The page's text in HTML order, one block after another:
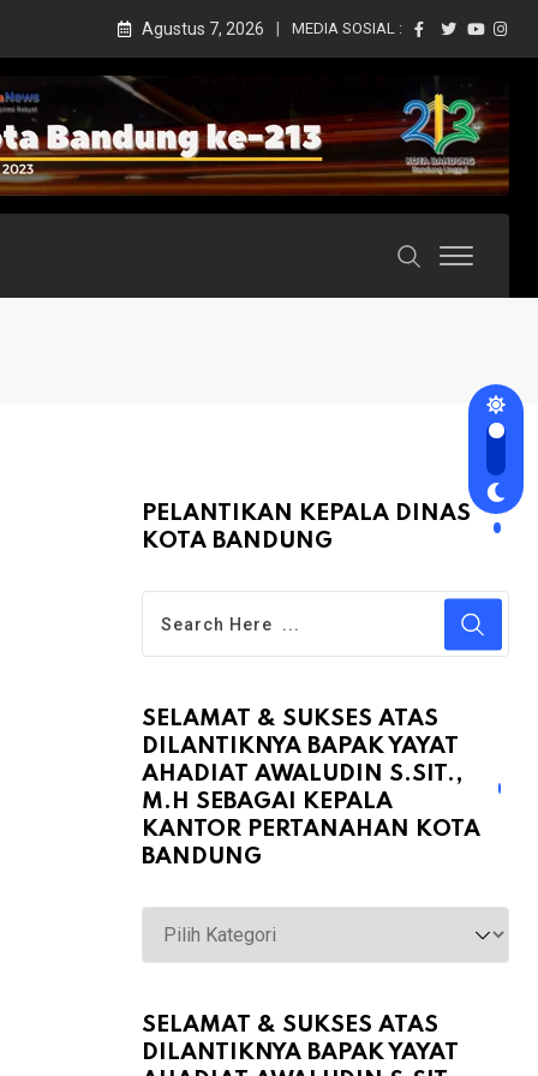
Agustus 7, 2026 MEDIA SOSIAL :
PELANTIKAN KEPALA DINAS
KOTA BANDUNG
SELAMAT & SUKSES ATAS
DILANTIKNYA BAPAK YAYAT
AHADIAT AWALUDIN S.SIT.,
M.H SEBAGAI KEPALA
KANTOR PERTANAHAN KOTA
BANDUNG
Selamat
&
atas
Dilantiknya
SELAMAT & SUKSES ATAS
DILANTIKNYA BAPAK YAYAT